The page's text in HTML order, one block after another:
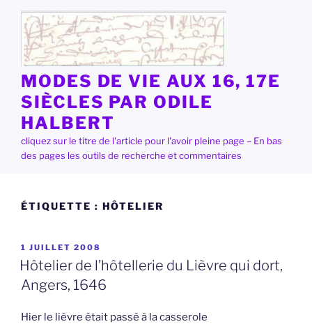
contenu
principal
MODES DE VIE AUX 16, 17E
SIÈCLES PAR ODILE
HALBERT
cliquez sur le titre de l'article pour l'avoir pleine page – En bas
des pages les outils de recherche et commentaires
ÉTIQUETTE : HÔTELIER
PUBLIÉ
LE
1 JUILLET 2008
Hôtelier de l’hôtellerie du Lièvre qui dort,
Angers, 1646
Hier le lièvre était passé à la casserole